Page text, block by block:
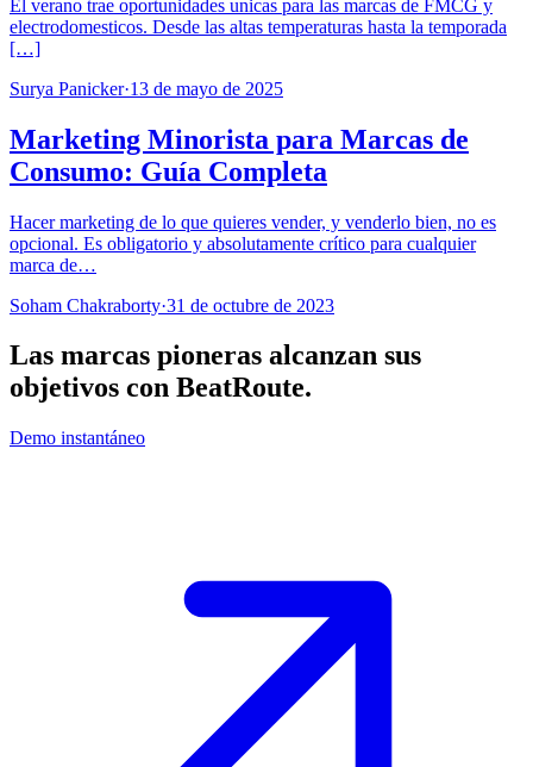
El verano trae oportunidades unicas para las marcas de FMCG y
electrodomesticos. Desde las altas temperaturas hasta la temporada
[…]
Surya Panicker·13 de mayo de 2025
Marketing Minorista para Marcas de
Consumo: Guía Completa
Hacer marketing de lo que quieres vender, y venderlo bien, no es
opcional. Es obligatorio y absolutamente crítico para cualquier
marca de…
Soham Chakraborty·31 de octubre de 2023
Las marcas pioneras alcanzan sus
objetivos con BeatRoute.
Demo instantáneo